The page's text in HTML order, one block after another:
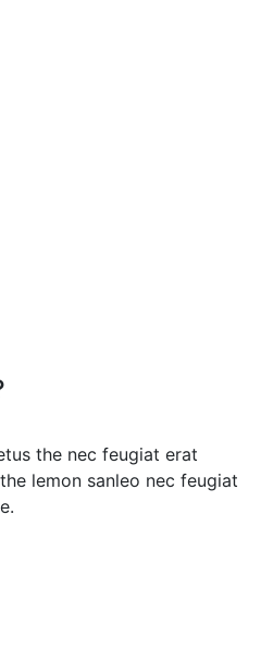
the nec feugiat erat
lemon sanleo nec feugiat